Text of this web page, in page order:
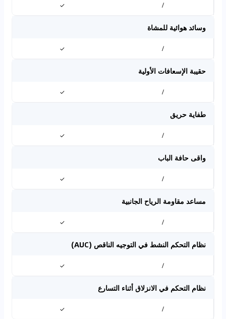
/
✓
وسائد هوائية للمشاة
/
✓
حقيبة الإسعافات الأولية
/
✓
طفاية حريق
/
✓
واقى حافة الباب
/
✓
مساعد مقاومة الرياح الجانبية
/
✓
نظام التحكم النشط في التوجيه الناقص (AUC)
/
✓
نظام التحكم في الانزلاق أثناء التسارع
/
✓